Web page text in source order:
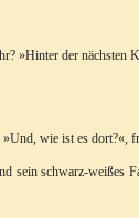
»Hinter der nächsten
wie ist es dort?«,
schwarz-weißes